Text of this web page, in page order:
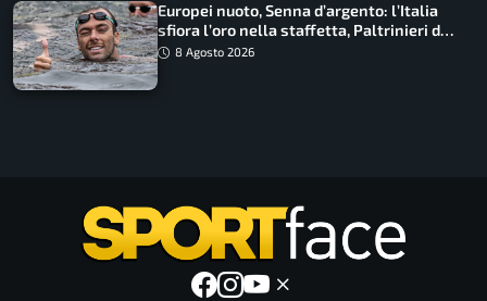
Europei nuoto, Senna d’argento: l’Italia
sfiora l’oro nella staffetta, Paltrinieri da
urlo, il bilancio azzurro
8 Agosto 2026